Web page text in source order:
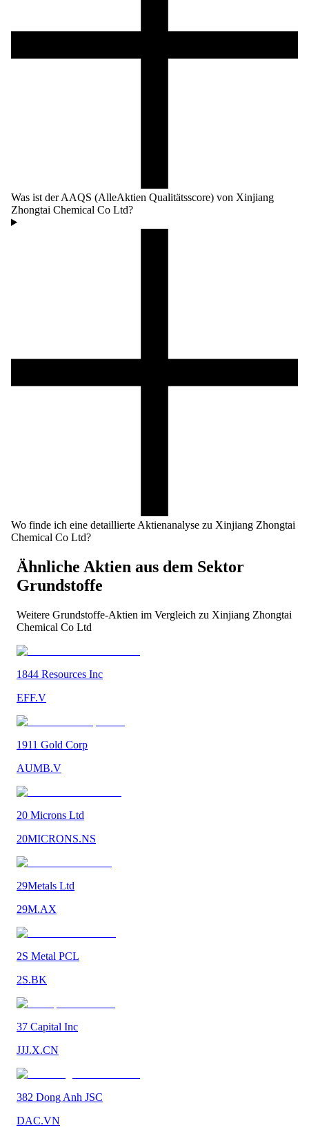
Was ist der AAQS (AlleAktien Qualitätsscore) von Xinjiang
Zhongtai Chemical Co Ltd?
Wo finde ich eine detaillierte Aktienanalyse zu Xinjiang Zhongtai
Chemical Co Ltd?
Ähnliche Aktien aus dem Sektor
Grundstoffe
Weitere Grundstoffe-Aktien im Vergleich zu Xinjiang Zhongtai
Chemical Co Ltd
1844 Resources Inc
EFF.V
1911 Gold Corp
AUMB.V
20 Microns Ltd
20MICRONS.NS
29Metals Ltd
29M.AX
2S Metal PCL
2S.BK
37 Capital Inc
JJJ.X.CN
382 Dong Anh JSC
DAC.VN